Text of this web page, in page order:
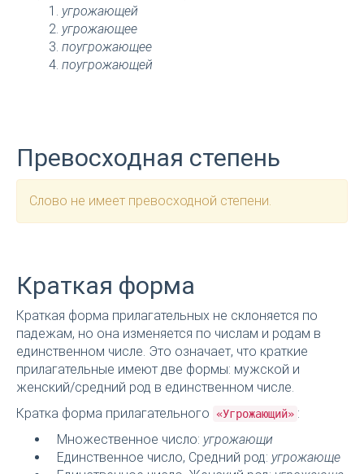
угрожающей
угрожающее
поугрожающее
поугрожающей
Превосходная степень
Слово не имеет превосходной степени.
Краткая форма
Краткая форма прилагательных не склоняется по
падежам, но она изменяется по числам и родам в
единственном числе. Это означает, что краткие
прилагательные имеют две формы: мужской и
женский/средний род в единственном числе.
Кратка форма прилагательного
«Угрожающий» :
Множественное число: угрожающи
Единственное число, Средний род: угрожающе